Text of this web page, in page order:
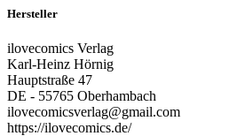
Hersteller
ilovecomics Verlag
Karl-Heinz Hörnig
Hauptstraße 47
DE - 55765 Oberhambach
ilovecomicsverlag@gmail.com
https://ilovecomics.de/